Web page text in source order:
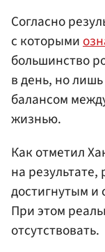
Согласно
с которыми
большинство
в день, но
балансом
жизнью.
Как отметил
на
достигнутым и
При этом
отсутствовать.